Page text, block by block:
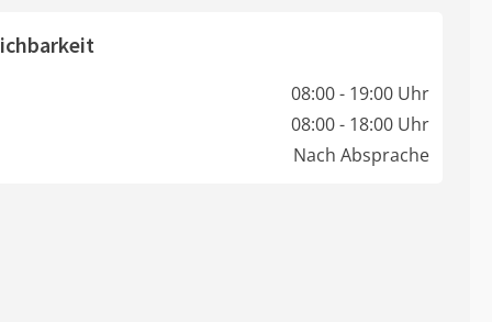
08:00 - 19:00 Uhr
08:00 - 18:00 Uhr
Nach Absprache